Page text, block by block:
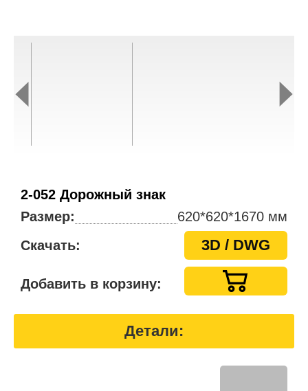
2-052 Дорожный знак
Размер:
620*620*1670 мм
Скачать:
3D / DWG
Добавить в корзину:
Детали: